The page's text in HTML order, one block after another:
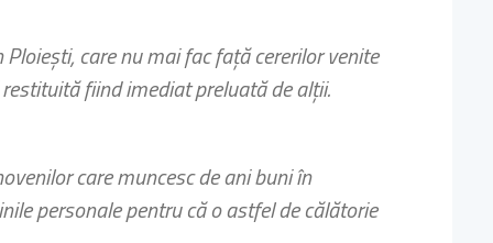
care nu mai fac faţă cererilor venite
fiind imediat preluată de alţii.
care muncesc de ani buni în
personale pentru că o astfel de călătorie